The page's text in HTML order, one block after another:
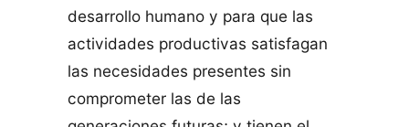
desarrollo humano y para que las
actividades productivas satisfagan
las necesidades presentes sin
comprometer las de las